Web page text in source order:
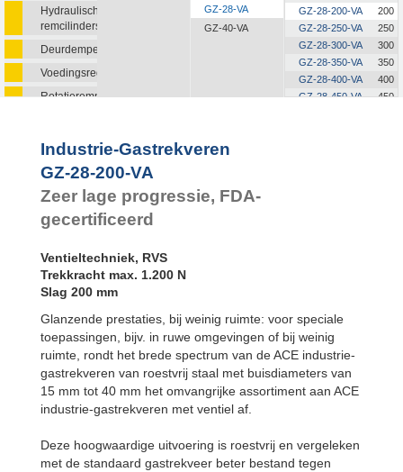
Hydraulische
remcilinders
Deurdempers
Voedingsregelaars
Rotatieremmen
GZ-28-VA
GZ-40-VA
GZ-28-200-VA
200
GZ-28-250-VA
250
GZ-28-300-VA
300
GZ-28-350-VA
350
GZ-28-400-VA
400
GZ-28-450-VA
450
Industrie-Gastrekveren
GZ-28-200-VA
Zeer lage progressie, FDA-
gecertificeerd
Ventieltechniek, RVS
Trekkracht max. 1.200 N
Slag 200 mm
Glanzende prestaties, bij weinig ruimte: voor speciale
toepassingen, bijv. in ruwe omgevingen of bij weinig
ruimte, rondt het brede spectrum van de ACE industrie-
gastrekveren van roestvrij staal met buisdiameters van
15 mm tot 40 mm het omvangrijke assortiment aan ACE
industrie-gastrekveren met ventiel af.
Deze hoogwaardige uitvoering is roestvrij en vergeleken
met de standaard gastrekveer beter bestand tegen